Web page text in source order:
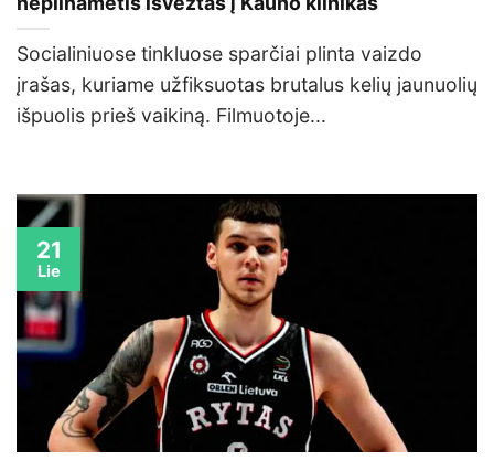
Socialiniuose tinkluose sparčiai plinta vaizdo
įrašas, kuriame užfiksuotas brutalus kelių jaunuolių
išpuolis prieš vaikiną. Filmuotoje...
21
Lie